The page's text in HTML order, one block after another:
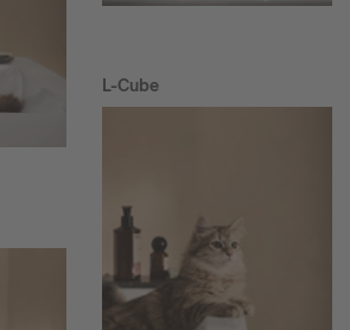
L-Cube